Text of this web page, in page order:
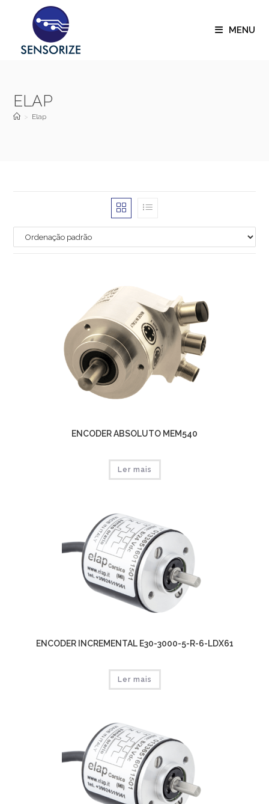
MENU
ELAP
> Elap
ENCODER ABSOLUTO MEM540
Ler mais
ENCODER INCREMENTAL E30-3000-5-R-6-LDX61
Ler mais